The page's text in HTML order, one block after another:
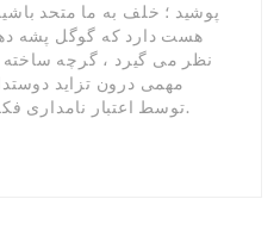
هست دارد که گوگل پشه
نظر می گیرد ، گرچه ساخته
مهمی درون تزاید
توسط اعتبار نامداری فکر می کنیم اعتبار می گذارد.